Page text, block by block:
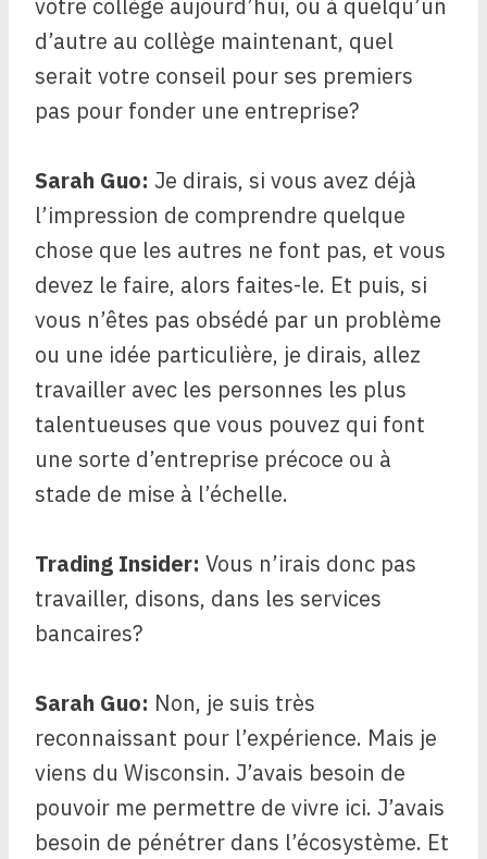
votre collège aujourd’hui, ou à quelqu’un
d’autre au collège maintenant, quel
serait votre conseil pour ses premiers
pas pour fonder une entreprise?
Sarah Guo: Je dirais, si vous avez déjà
l’impression de comprendre quelque
chose que les autres ne font pas, et vous
devez le faire, alors faites-le. Et puis, si
vous n’êtes pas obsédé par un problème
ou une idée particulière, je dirais, allez
travailler avec les personnes les plus
talentueuses que vous pouvez qui font
une sorte d’entreprise précoce ou à
stade de mise à l’échelle.
Trading Insider: Vous n’irais donc pas
travailler, disons, dans les services
bancaires?
Sarah Guo: Non, je suis très
reconnaissant pour l’expérience. Mais je
viens du Wisconsin. J’avais besoin de
pouvoir me permettre de vivre ici. J’avais
besoin de pénétrer dans l’écosystème. Et